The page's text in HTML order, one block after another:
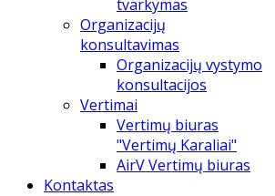
tvarkymas
Organizacijų
konsultavimas
Organizacijų vystymo
konsultacijos
Vertimai
Vertimų biuras
"Vertimų Karaliai"
AirV Vertimų biuras
Kontaktas